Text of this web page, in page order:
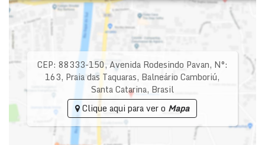
CEP: 88333-150, Avenida Rodesindo Pavan, N°:
163, Praia das Taquaras, Balneário Camboriú,
Santa Catarina, Brasil
Clique aqui para ver o Mapa